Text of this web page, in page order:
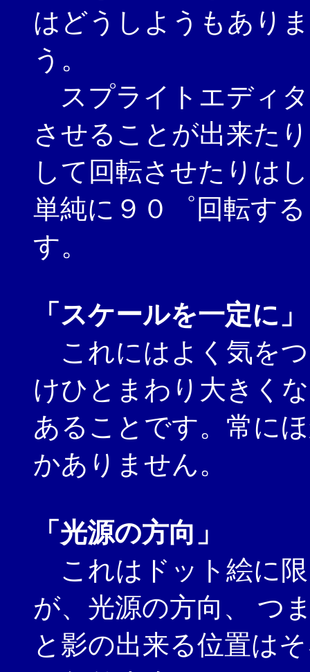
はどうしようもあり
う。
スプライトエディ
させることが出来た
して回転させたりは
単純に９０゜回転す
す。
「スケールを一定に」
これにはよく気を
けひとまわり大きく
あることです。常に
かありません。
「光源の方向」
これはドット絵に
が、光源の方向、 つ
と影の出来る位置は